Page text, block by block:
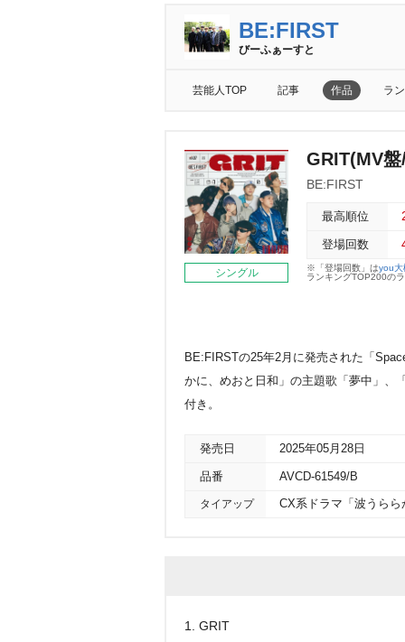
BE:FIRST
びーふぁーすと
芸能人TOP 記事 作品 ラ
シングル
GRIT(MV
BE:FIRST
最高順位
登場回数
※「登場回数」はyou大
ランキングTOP200の
BE:FIRSTの25年2月に発売された「
かに、めおと日和」の主題歌「夢中」、
付き。
発売日 2025年05月28日
品番 AVCD-61549/B
タイアップ CX系ドラマ「波うら
1. GRIT